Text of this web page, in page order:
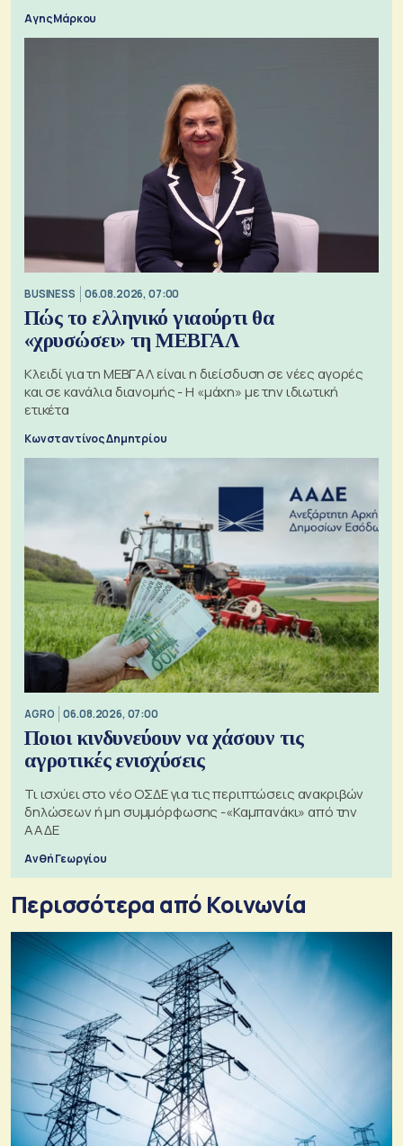
Αγης Μάρκου
BUSINESS 06.08.2026, 07:00
Πώς το ελληνικό γιαούρτι θα
«χρυσώσει» τη ΜΕΒΓΑΛ
Κλειδί για τη ΜΕΒΓΑΛ είναι η διείσδυση σε νέες αγορές
και σε κανάλια διανομής - Η «μάχη» με την ιδιωτική
ετικέτα
Κωνσταντίνος Δημητρίου
AGRO 06.08.2026, 07:00
Ποιοι κινδυνεύουν να χάσουν τις
αγροτικές ενισχύσεις
Τι ισχύει στο νέο ΟΣΔΕ για τις περιπτώσεις ανακριβών
δηλώσεων ή μη συμμόρφωσης -«Καμπανάκι» από την
ΑΑΔΕ
Ανθή Γεωργίου
Περισσότερα από Κοινωνία